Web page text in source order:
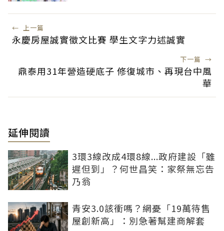
← 上一篇
永慶房屋誠實徵文比賽 學生文字力述誠實
下一篇 →
鼎泰用31年營造硬底子 修復城市、再現台中風
華
延伸閱讀
3環3線改成4環8線...政府建設「雖
遲但到」？何世昌笑：家祭無忘告
乃翁
青安3.0該衝嗎？網憂「19萬待售
屋創新高」：別急著幫建商解套